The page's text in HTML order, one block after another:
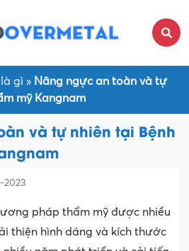
gì » Nâng ngực an toàn và tự
mỹ Kangnam
và tự nhiên tại Bệnh
pháp thẩm mỹ được nhiều
thiện hình dáng và kích thước